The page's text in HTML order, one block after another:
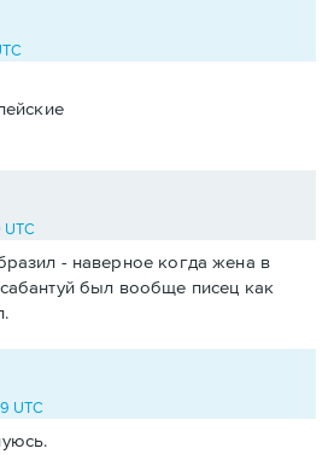
- наверное когда жена в
был вообще писец как
UTC